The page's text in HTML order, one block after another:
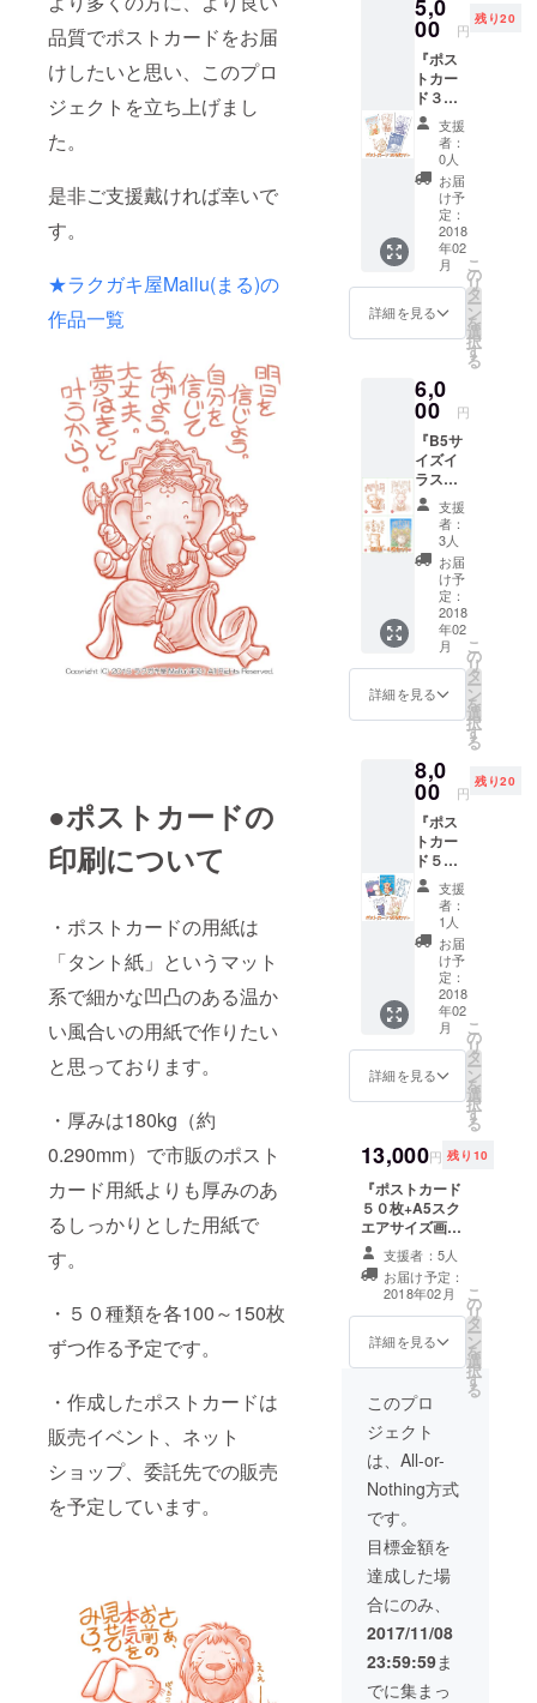
品質でポストカードをお届
けしたいと思い、このプロ
ジェクトを立ち上げまし
た。
是非ご支援戴ければ幸いで
す。
★ラクガキ屋Mallu(まる)の
作品一覧
●ポストカードの
印刷について
・ポストカードの用紙は
「タント紙」というマット
系で細かな凹凸のある温か
い風合いの用紙で作りたい
と思っております。
・厚みは180kg（約
0.290mm）で市販のポスト
カード用紙よりも厚みのあ
るしっかりとした用紙で
す。
・５０種類を各100～150枚
ずつ作る予定です。
・作成したポストカードは
販売イベント、ネット
ショップ、委託先での販売
を予定しています。
のメー
ル（プ
レゼン
ト画像
付き）
もお送
り致し
ます。
文庫本
サイズ
(105×1
48mm)
の画集
です。
全72
ページ
で、67
点のラ
クガキ
(ｲﾗｽﾄ)を
収録し
ていま
す。 ■
詩画集
た。」
A5スク
エアサ
イズ
(148m
m×148
mm)の
詩画集
です。
36ペー
ジ構成
の詩画
集で
す。 17
点のラ
クガキ
(ｲﾗｽﾄ)と
す。 ※
こちら
は「お
名前入
れ」で
はあり
ませ
ん。 ・
お礼の
メール
（プレ
ゼント
画像付
き）も
お送り
す。
5,0
00 円
残り20
『ポス
トカー
ド３０
枚セッ
ト』 ・
当プロ
ジェク
トでお
作りし
たポス
トカー
ドを３
０枚
（30種×
各1枚）
お送り
す。 ・
お好き
なポス
トカー
ドを３
０枚
（30種×
各1枚）
お選び
下さ
い。 ・
お礼の
メール
（プレ
ゼント
画像付
き）も
画像は
イメー
ジで
す。実
際に製
作する
ポスト
カード
と図案
が異な
る場合
があり
ます。
支援
者：
0人
お届
け予
定：
2018
年02
月
詳細を見る
こ
の
リ
タ
ー
ン
を
選
択
す
る
6,0
00 円
『B5サ
イズイ
ラス
ト・４
枚セッ
ト(サイ
ン入
り)』 ・
ラクガ
キ屋の
作品の
中から
お好き
なラク
ガキ(イ
ラスト)
点、B5
サイズ
の用紙
に印刷
してお
送りし
ます。
・ご要
望があ
れば直
筆のサ
インを
お入れ
しま
す。 ・
お礼の
メール
き）も
お送り
致しま
す。 ※
添付画
像はイ
メージ
です。
お選び
いただ
けるイ
ジェク
の「リ
ターン
につい
て」を
下さ
い。
支援
者：
3人
お届
け予
定：
2018
年02
月
詳細を見る
こ
の
リ
タ
ー
ン
を
選
択
す
る
8,0
00 円
残り20
『ポス
トカー
ド５０
枚セッ
ト』 ・
当プロ
ジェク
トでお
作りし
たポス
トカー
ドを５
０枚
（50種×
各1枚）
お送り
す。 ・
お礼の
メール
（プレ
ゼント
き）も
お送り
致しま
す。 ※
画像は
す。実
際に製
作する
ポスト
カード
と図案
があり
ます。
支援
者：
1人
お届
け予
定：
2018
年02
月
詳細を見る
こ
の
リ
タ
ー
ン
を
選
択
す
る
13,000円 残り10
『ポストカード
５０枚+A5スク
エアサイズ画集
(お名前入れ)+ポ
ケット画集』 ■
ポストカード５
０枚 当プロジェ
クトでお作りし
たポストカード
致します。 ■A5
スクエアサイズ
画集(お名前入
れ) 36ページ構
成の、詩画集で
す。17枚のイラ
ストと詩で構成
されています。
最終ページのイ
ラストと詩にお
好きなお名前を
お入れして世界
に１冊だけの画
す。 ■ポケット
画集「ことの
支援者：5人
お届け予定：
2018年02月
詳細を見る
こ
の
リ
タ
ー
ン
を
選
択
す
る
このプロ
ジェクト
は、All-or-
Nothing方式
です。
目標金額を
達成した場
合にのみ、
2017/11/08
23:59:59ま
でに集まっ